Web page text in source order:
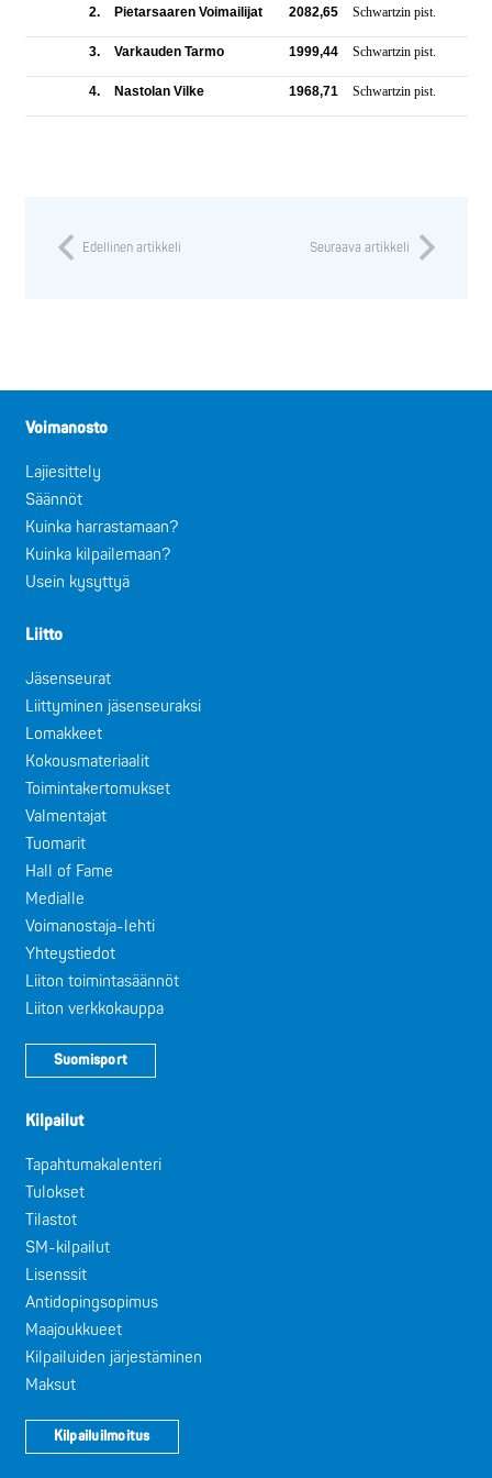
2. Pietarsaaren Voimailijat 2082,65 Schwartzin pist.
3. Varkauden Tarmo 1999,44 Schwartzin pist.
4. Nastolan Vilke 1968,71 Schwartzin pist.
Edellinen artikkeli Seuraava artikkeli
Voimanosto
Lajiesittely
Säännöt
Kuinka harrastamaan?
Kuinka kilpailemaan?
Usein kysyttyä
Liitto
Jäsenseurat
Liittyminen jäsenseuraksi
Lomakkeet
Kokousmateriaalit
Toimintakertomukset
Valmentajat
Tuomarit
Hall of Fame
Medialle
Voimanostaja-lehti
Yhteystiedot
Liiton toimintasäännöt
Liiton verkkokauppa
Suomisport
Kilpailut
Tapahtumakalenteri
Tulokset
Tilastot
SM-kilpailut
Lisenssit
Antidopingsopimus
Maajoukkueet
Kilpailuiden järjestäminen
Maksut
Kilpailuilmoitus